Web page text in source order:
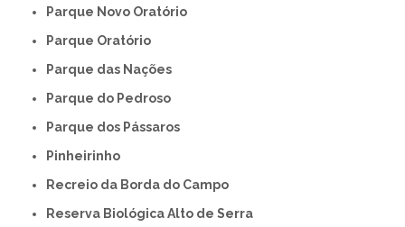
Parque Novo Oratório
Parque Oratório
Parque das Nações
Parque do Pedroso
Parque dos Pássaros
Pinheirinho
Recreio da Borda do Campo
Reserva Biológica Alto de Serra